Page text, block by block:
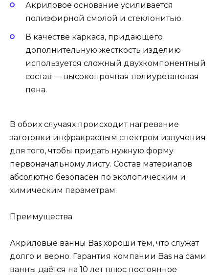
Акриловое основание усиливается
полиэфирной смолой и стеклонитью.
В качестве каркаса, придающего
дополнительную жесткость изделию
используется сложный двухкомпонентный
состав — высокопрочная полиуретановая
пена.
В обоих случаях происходит нагревание
заготовки инфракрасным спектром излучения
для того, чтобы придать нужную форму
первоначальному листу. Состав материалов
абсолютно безопасен по экологическим и
химическим параметрам.
Преимущества
Акриловые ванны Bas хороши тем, что служат
долго и верно. Гарантия компании Bas на сами
ванны даётся на 10 лет плюс постоянное